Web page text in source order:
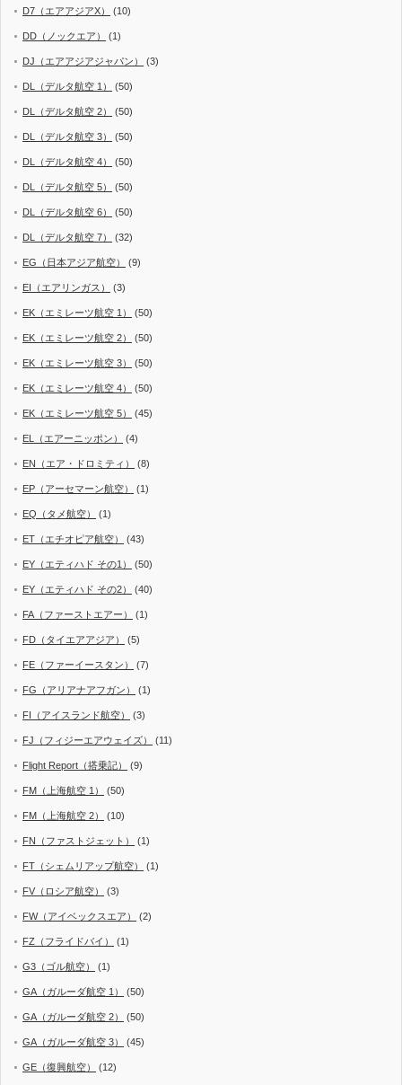
D7（エアアジアX） (10)
DD（ノックエア） (1)
DJ（エアアジアジャパン） (3)
DL（デルタ航空 1） (50)
DL（デルタ航空 2） (50)
DL（デルタ航空 3） (50)
DL（デルタ航空 4） (50)
DL（デルタ航空 5） (50)
DL（デルタ航空 6） (50)
DL（デルタ航空 7） (32)
EG（日本アジア航空） (9)
EI（エアリンガス） (3)
EK（エミレーツ航空 1） (50)
EK（エミレーツ航空 2） (50)
EK（エミレーツ航空 3） (50)
EK（エミレーツ航空 4） (50)
EK（エミレーツ航空 5） (45)
EL（エアーニッポン） (4)
EN（エア・ドロミティ） (8)
EP（アーセマーン航空） (1)
EQ（タメ航空） (1)
ET（エチオピア航空） (43)
EY（エティハド その1） (50)
EY（エティハド その2） (40)
FA（ファーストエアー） (1)
FD（タイエアアジア） (5)
FE（ファーイースタン） (7)
FG（アリアナアフガン） (1)
FI（アイスランド航空） (3)
FJ（フィジーエアウェイズ） (11)
Flight Report（搭乗記） (9)
FM（上海航空 1） (50)
FM（上海航空 2） (10)
FN（ファストジェット） (1)
FT（シェムリアップ航空） (1)
FV（ロシア航空） (3)
FW（アイベックスエア） (2)
FZ（フライドバイ） (1)
G3（ゴル航空） (1)
GA（ガルーダ航空 1） (50)
GA（ガルーダ航空 2） (50)
GA（ガルーダ航空 3） (45)
GE（復興航空） (12)